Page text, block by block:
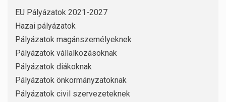
EU Pályázatok 2021-2027
Hazai pályázatok
Pályázatok magánszemélyeknek
Pályázatok vállalkozásoknak
Pályázatok diákoknak
Pályázatok önkormányzatoknak
Pályázatok civil szervezeteknek